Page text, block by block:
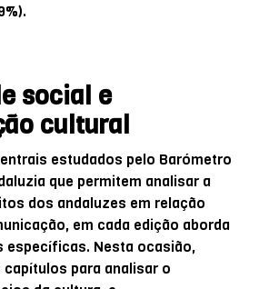
social e
cultural
estudados pelo Barómetro
que permitem analisar a
dos andaluzes em relação
em cada edição aborda
específicas. Nesta ocasião,
para analisar o